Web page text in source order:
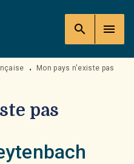
search menu
• Mon pays n'existe pas
pas